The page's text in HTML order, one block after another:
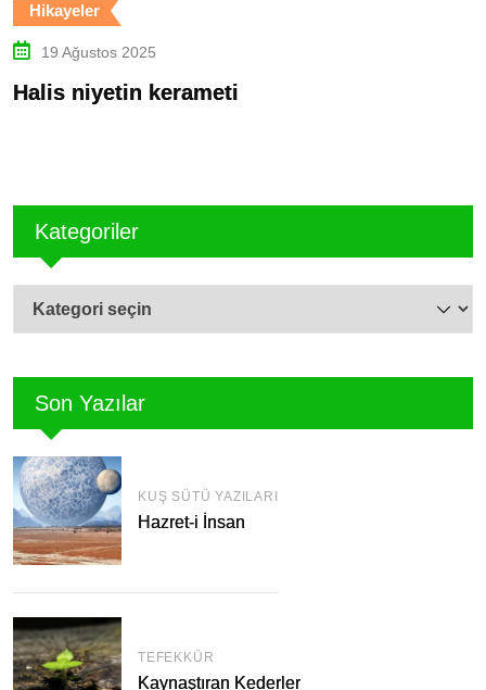
Kategoriler
Kategoriler
Son Yazılar
KUŞ SÜTÜ YAZILARI
Hazret-i İnsan
TEFEKKÜR
Kaynaştıran Kederler
Hikayeler
19 Ağustos 2025
Halis niyetin kerameti